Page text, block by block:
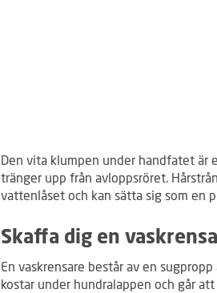
Den vita klumpen under handfatet
tränger upp från avloppsröret.
vattenlåset och kan sätta sig som en
Skaffa dig en
En vaskrensare består av en
kostar under hundralappen och går